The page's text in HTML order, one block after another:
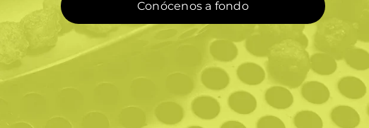
Conócenos a fondo